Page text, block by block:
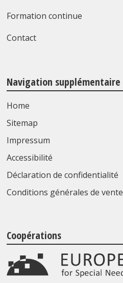
Formation continue
Contact
Navigation supplémentaire
Home
Sitemap
Impressum
Accessibilité
Déclaration de confidentialité
Conditions générales de vente
Coopérations